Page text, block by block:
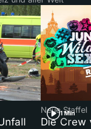
1 Min
Neue Staffel
Die Crew